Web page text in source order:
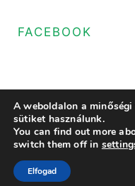
FACEBOOK
© Copyright 2020- 2023 •
Kamara Vas Megyei Területi
A weboldalon a
sütiket használunk.
You can find out more
switch them off in
Elfogad